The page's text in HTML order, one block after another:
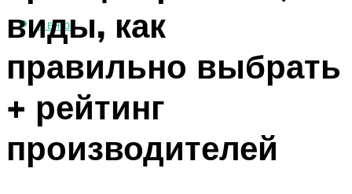
МЕНЮ
виды, как
правильно выбрать
+ рейтинг
производителей